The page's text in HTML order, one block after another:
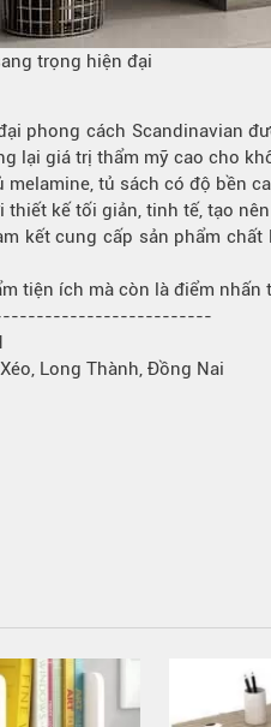
trọng hiện đại
phong cách Scandinavian
lại giá trị thẩm mỹ cao cho
tủ sách có độ bền
kế tối giản, tinh tế, tạo
kết cung cấp sản phẩm
tiện ích mà còn là điểm nhấn
Long Thành, Đồng Nai